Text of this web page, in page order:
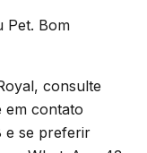
Pet. Bom
consulte
em contato
e se preferir